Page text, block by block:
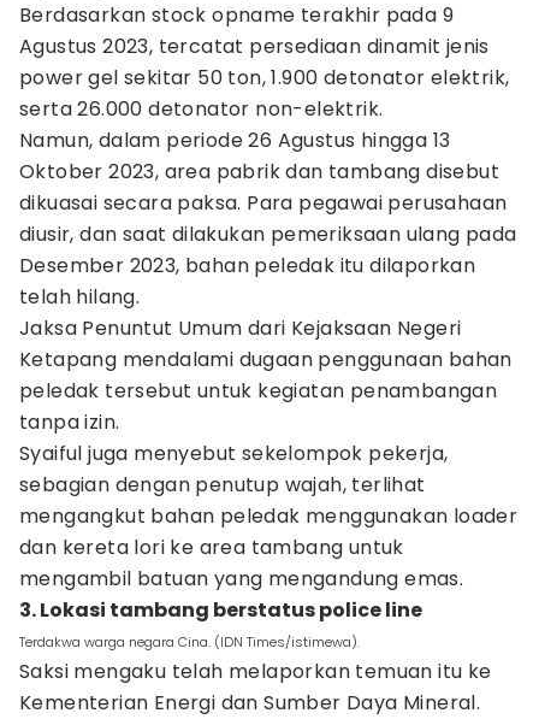
Berdasarkan stock opname terakhir pada 9
Agustus 2023, tercatat persediaan dinamit jenis
power gel sekitar 50 ton, 1.900 detonator elektrik,
serta 26.000 detonator non-elektrik.
Namun, dalam periode 26 Agustus hingga 13
Oktober 2023, area pabrik dan tambang disebut
dikuasai secara paksa. Para pegawai perusahaan
diusir, dan saat dilakukan pemeriksaan ulang pada
Desember 2023, bahan peledak itu dilaporkan
telah hilang.
Jaksa Penuntut Umum dari Kejaksaan Negeri
Ketapang mendalami dugaan penggunaan bahan
peledak tersebut untuk kegiatan penambangan
tanpa izin.
Syaiful juga menyebut sekelompok pekerja,
sebagian dengan penutup wajah, terlihat
mengangkut bahan peledak menggunakan loader
dan kereta lori ke area tambang untuk
mengambil batuan yang mengandung emas.
3. Lokasi tambang berstatus police line
Terdakwa warga negara Cina. (IDN Times/istimewa).
Saksi mengaku telah melaporkan temuan itu ke
Kementerian Energi dan Sumber Daya Mineral.